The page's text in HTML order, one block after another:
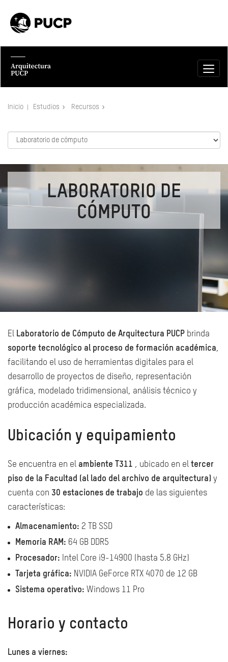
Inicio Estudios Recursos
LABORATORIO DE
CÓMPUTO
El Laboratorio de Cómputo de Arquitectura PUCP brinda
soporte tecnológico al proceso de formación académica,
facilitando el uso de herramientas digitales para el
desarrollo de proyectos de diseño, representación
gráfica, modelado tridimensional, análisis técnico y
producción académica especializada.
Ubicación y equipamiento
Se encuentra en el ambiente T311 , ubicado en el tercer
piso de la Facultad (al lado del archivo de arquitectura) y
cuenta con 30 estaciones de trabajo de las siguientes
características:
Almacenamiento: 2 TB SSD
Memoria RAM: 64 GB DDR5
Procesador: Intel Core i9-14900 (hasta 5.8 GHz)
Tarjeta gráfica: NVIDIA GeForce RTX 4070 de 12 GB
Sistema operativo: Windows 11 Pro
Horario y contacto
Lunes a viernes: